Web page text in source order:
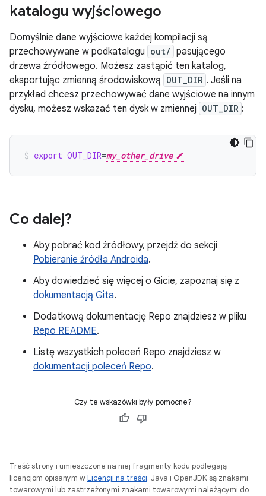
katalogu wyjściowego
Domyślnie dane wyjściowe każdej kompilacji są
przechowywane w podkatalogu out/ pasującego
drzewa źródłowego. Możesz zastąpić ten katalog,
eksportując zmienną środowiskową OUT_DIR . Jeśli na
przykład chcesz przechowywać dane wyjściowe na innym
dysku, możesz wskazać ten dysk w zmiennej OUT_DIR :
export OUT_DIR=my_other_drive
Co dalej?
Aby pobrać kod źródłowy, przejdź do sekcji
Pobieranie źródła Androida.
Aby dowiedzieć się więcej o Gicie, zapoznaj się z
dokumentacją Gita.
Dodatkową dokumentację Repo znajdziesz w pliku
Repo README.
Listę wszystkich poleceń Repo znajdziesz w
dokumentacji poleceń Repo.
Czy te wskazówki były pomocne?
Treść strony i umieszczone na niej fragmenty kodu podlegają
licencjom opisanym wLicencji na treści. Java i OpenJDK są znakami
towarowymi lub zastrzeżonymi znakami towarowymi należącymi do